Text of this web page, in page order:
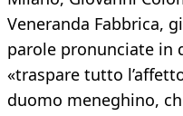
Veneranda Fabbrica,
parole pronunciate in
«traspare tutto
duomo meneghino,